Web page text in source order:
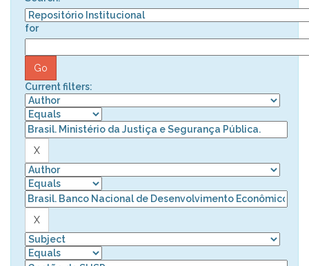
for
Current filters: